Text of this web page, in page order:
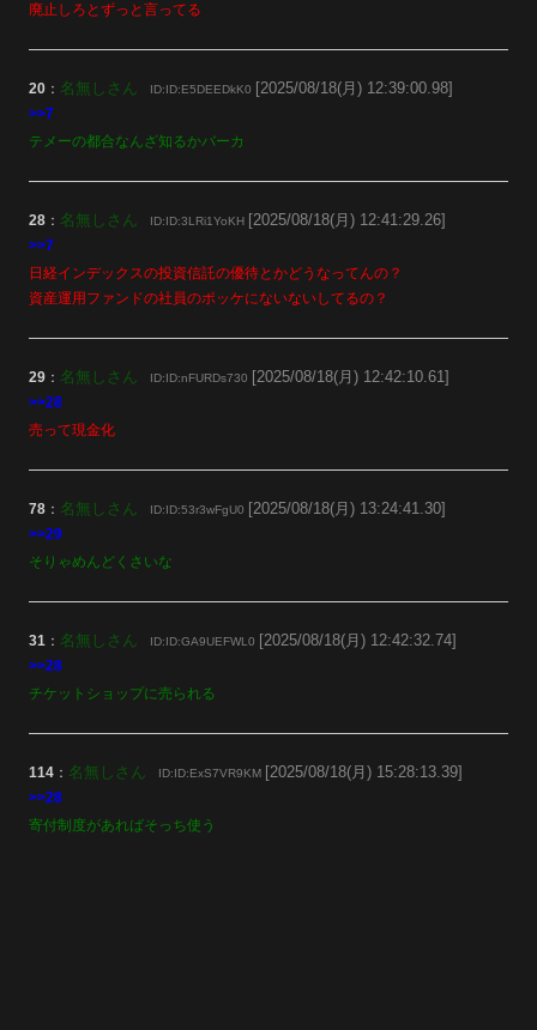
廃止しろとずっと言ってる
20 ： 名無しさん ID:ID:E5DEEDkK0 [2025/08/18(月) 12:39:00.98]
>>7
テメーの都合なんざ知るかバーカ
28 ： 名無しさん ID:ID:3LRi1YoKH [2025/08/18(月) 12:41:29.26]
>>7
日経インデックスの投資信託の優待とかどうなってんの？
資産運用ファンドの社員のポッケにないないしてるの？
29 ： 名無しさん ID:ID:nFURDs730 [2025/08/18(月) 12:42:10.61]
>>28
売って現金化
78 ： 名無しさん ID:ID:53r3wFgU0 [2025/08/18(月) 13:24:41.30]
>>29
そりゃめんどくさいな
31 ： 名無しさん ID:ID:GA9UEFWL0 [2025/08/18(月) 12:42:32.74]
>>28
チケットショップに売られる
114 ： 名無しさん ID:ID:ExS7VR9KM [2025/08/18(月) 15:28:13.39]
>>28
寄付制度があればそっち使う